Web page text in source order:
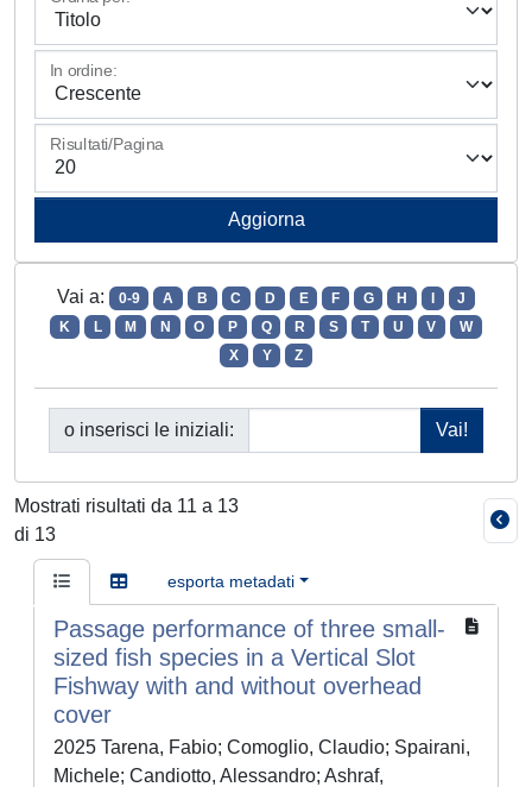
In ordine:
Risultati/Pagina
Vai a: 0-9 A B C D E F G H
J
K
L M N O P Q R S T U V
W
X
Y Z
o inserisci le iniziali:
Mostrati risultati da 11 a 13
di 13
esporta metadati
Passage performance of three small-
sized fish species in a Vertical Slot
Fishway with and without overhead
cover
2025 Tarena, Fabio; Comoglio, Claudio; Spairani,
Michele; Candiotto, Alessandro; Ashraf,